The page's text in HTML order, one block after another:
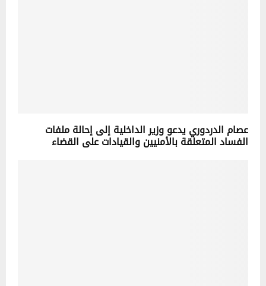
عصام الدردوري يدعو وزير الداخلية إلى إحالة ملفات
الفساد المتعلقة بالأمنيين والقيادات على القضاء